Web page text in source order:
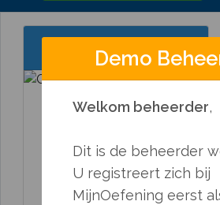
Demo Praktijk
therapeutenedit
Pas uw Praktijk
Demo
Welkom beheerder,
Dit is de beheerder
U registreert zich bij
MijnOefening eerst